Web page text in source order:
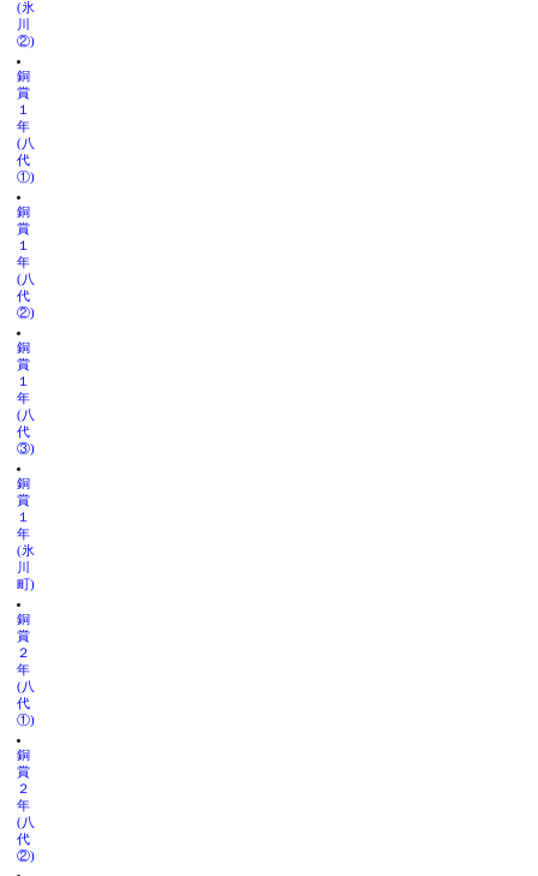
(氷
川
②)
銅
賞
１
年
(八
代
①)
銅
賞
１
年
(八
代
②)
銅
賞
１
年
(八
代
③)
銅
賞
１
年
(氷
川
町)
銅
賞
２
年
(八
代
①)
銅
賞
２
年
(八
代
②)